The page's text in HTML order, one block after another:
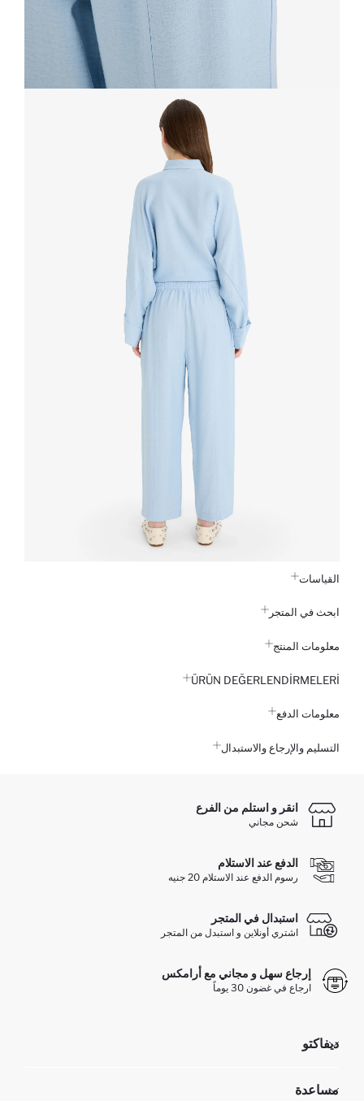
القياسات
ابحث في المتجر
معلومات المنتج
ÜRÜN DEĞERLENDİRMELERİ
معلومات الدفع
التسليم والإرجاع والاستبدال
انقر و استلم من الفرع
شحن مجاني
الدفع عند الاستلام
رسوم الدفع عند الاستلام 20 جنيه
استبدال في المتجر
اشتري أونلاين و استبدل من المتجر
إرجاع سهل و مجاني مع أرامكس
ارجاع في غضون 30 يوماً
ديفاكتو
تعرف علينا
مساعدة